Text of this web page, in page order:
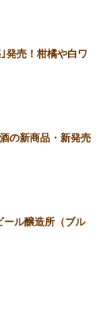
発売！柑橘や白ワ
の新商品・新発売
ル醸造所（ブル